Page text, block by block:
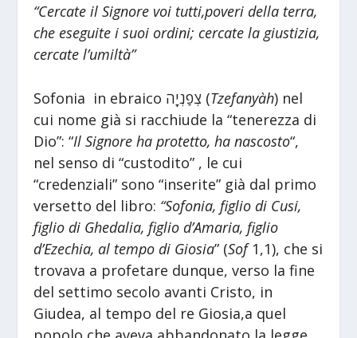
“Cercate il Signore voi tutti,poveri della terra,
che eseguite i suoi ordini; cercate la giustizia,
cercate l’umiltà”
Sofonia in ebraico צְפַנְיָה (Tzefanyàh) nel
cui nome già si racchiude la “tenerezza di
Dio”: “Il Signore ha protetto, ha nascosto“,
nel senso di “custodito” , le cui
“credenziali” sono “inserite” già dal primo
versetto del libro: “Sofonia, figlio di Cusi,
figlio di Ghedalia, figlio d’Amaria, figlio
d’Ezechia, al tempo di Giosia” (Sof 1,1), che si
trovava a profetare dunque, verso la fine
del settimo secolo avanti Cristo, in
Giudea, al tempo del re Giosia,a quel